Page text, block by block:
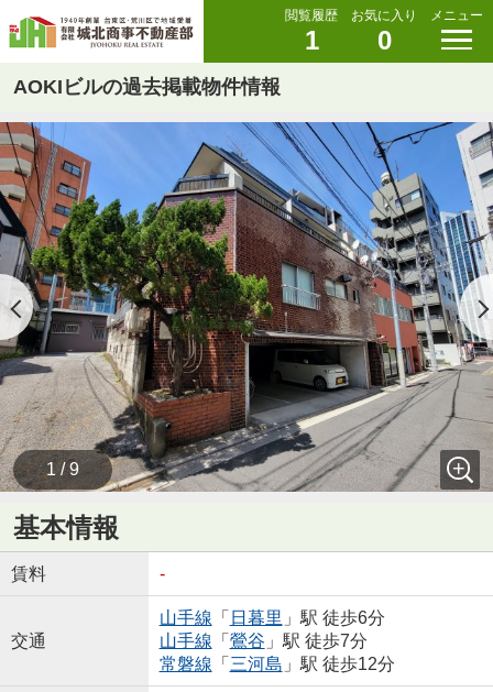
閲覧履歴
1
お気に入り
0
メニュー
AOKIビルの過去掲載物件情報
1 / 9
基本情報
賃料 -
交通
山手線 「 日暮里 」駅 徒歩6分
山手線 「 鶯谷 」駅 徒歩7分
常磐線 「 三河島 」駅 徒歩12分